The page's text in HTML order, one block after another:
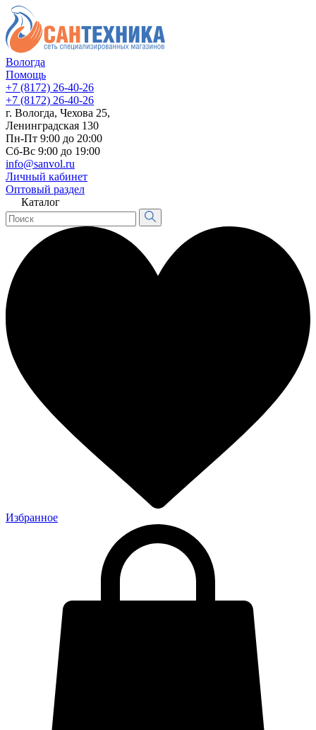
Вологда
Помощь
+7 (8172) 26-40-26
+7 (8172) 26-40-26
г. Вологда, Чехова 25,
Ленинградская 130
Пн-Пт 9:00 до 20:00
Сб-Вс 9:00 до 19:00
info@sanvol.ru
Личный кабинет
Оптовый раздел
Каталог
Избранное